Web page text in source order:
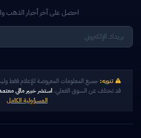
احصل على آخر أخبار الذهب
تنويه: جميع المعلومات المعروضة للإعلام فقط
قد تختلف عن السوق الفعلي.استشر خبير مالي
المسؤولية الكامل